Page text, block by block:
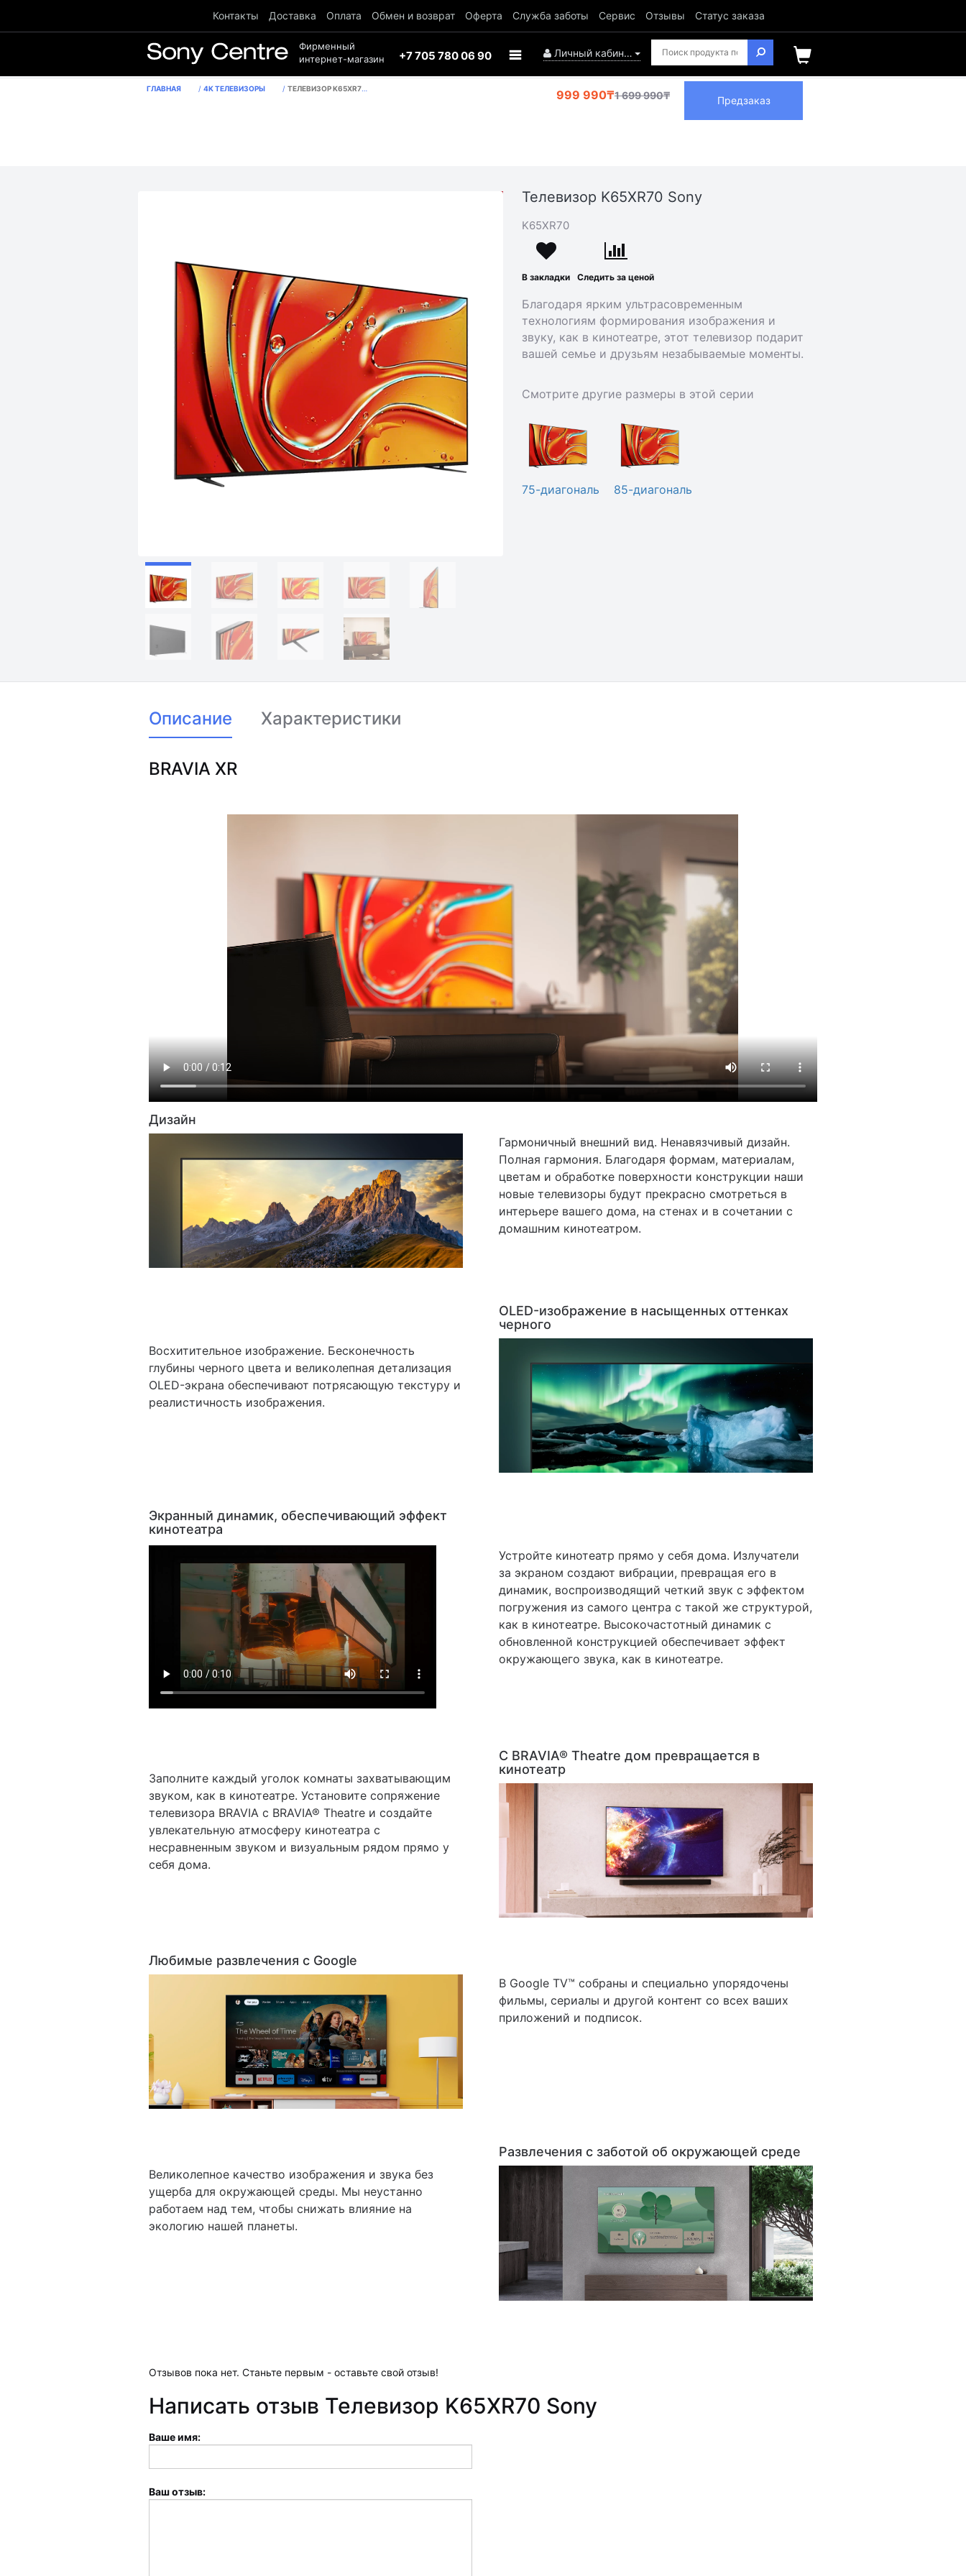
Контакты Доставка Оплата Обмен и возврат Оферта Служба заботы Сервис Отзывы Статус заказа
Фирменный
интернет-магазин
+7 705 780 06 90 Личный кабинет
ГЛАВНАЯ 4K ТЕЛЕВИЗОРЫ ТЕЛЕВИЗОР K65XR70 SONY 999 990₸1 699 990₸ Предзаказ
Телевизор K65XR70 Sony
K65XR70
В закладки Следить за ценой
Благодаря ярким ультрасовременным
технологиям формирования изображения и
звуку, как в кинотеатре, этот телевизор подарит
вашей семье и друзьям незабываемые моменты.
Смотрите другие размеры в этой серии
75-диагональ 85-диагональ
Описание Характеристики
BRAVIA XR
Дизайн
Гармоничный внешний вид. Ненавязчивый дизайн.
Полная гармония. Благодаря формам, материалам,
цветам и обработке поверхности конструкции наши
новые телевизоры будут прекрасно смотреться в
интерьере вашего дома, на стенах и в сочетании с
домашним кинотеатром.
Восхитительное изображение. Бесконечность
глубины черного цвета и великолепная детализация
OLED-экрана обеспечивают потрясающую текстуру и
реалистичность изображения.
OLED-изображение в насыщенных оттенках
черного
Экранный динамик, обеспечивающий эффект
кинотеатра
Устройте кинотеатр прямо у себя дома. Излучатели
за экраном создают вибрации, превращая его в
динамик, воспроизводящий четкий звук с эффектом
погружения из самого центра с такой же структурой,
как в кинотеатре. Высокочастотный динамик с
обновленной конструкцией обеспечивает эффект
окружающего звука, как в кинотеатре.
Заполните каждый уголок комнаты захватывающим
звуком, как в кинотеатре. Установите сопряжение
телевизора BRAVIA с BRAVIA® Theatre и создайте
увлекательную атмосферу кинотеатра с
несравненным звуком и визуальным рядом прямо у
себя дома.
С BRAVIA® Theatre дом превращается в
кинотеатр
Любимые развлечения с Google
В Google TV™ собраны и специально упорядочены
фильмы, сериалы и другой контент со всех ваших
приложений и подписок.
Великолепное качество изображения и звука без
ущерба для окружающей среды. Мы неустанно
работаем над тем, чтобы снижать влияние на
экологию нашей планеты.
Развлечения с заботой об окружающей среде
Отзывов пока нет. Станьте первым - оставьте свой отзыв!
Написать отзыв Телевизор K65XR70 Sony
Ваше имя:
Ваш отзыв: